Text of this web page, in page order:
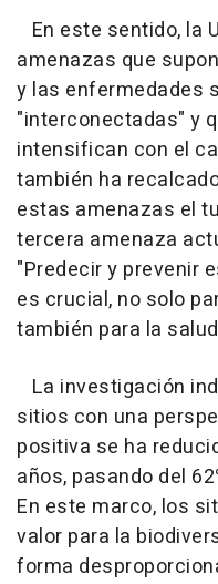
En este sentido, la
amenazas que
y las enfermedades
"interconectadas" y
intensifican con el
también ha
estas amenazas el
tercera amenaza
"Predecir y prevenir
es crucial, no solo
también para la
La investigación
sitios con una
positiva se ha
años, pasando del
En este marco, los
valor para la
forma